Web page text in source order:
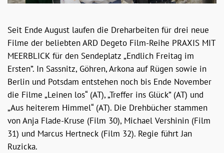
Seit Ende August laufen die Dreharbeiten für drei neue
Filme der beliebten ARD Degeto Film-Reihe PRAXIS MIT
MEERBLICK für den Sendeplatz „Endlich Freitag im
Ersten”. In Sassnitz, Göhren, Arkona auf Rügen sowie in
Berlin und Potsdam entstehen noch bis Ende November
die Filme „Leinen los“ (AT), „Treffer ins Glück” (AT) und
„Aus heiterem Himmel“ (AT). Die Drehbücher stammen
von Anja Flade-Kruse (Film 30), Michael Vershinin (Film
31) und Marcus Hertneck (Film 32). Regie führt Jan
Ruzicka.